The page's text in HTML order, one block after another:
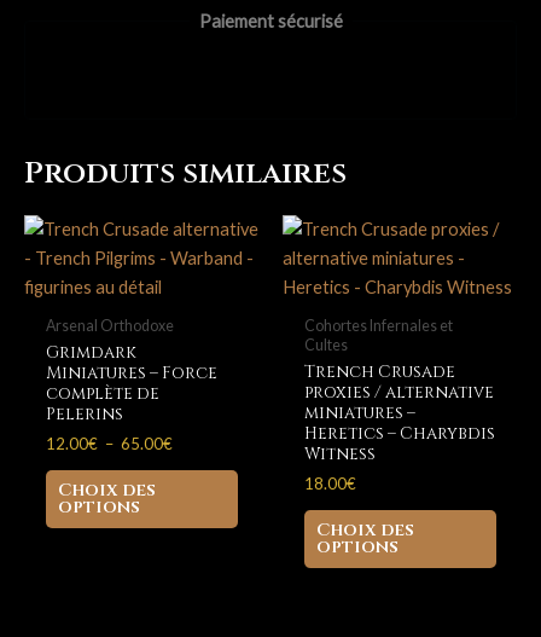
the
Repentance
Paiement sécurisé
Produits similaires
Arsenal Orthodoxe
Grimdark
Miniatures – Force
complète de
Pelerins
12.00€ – 65.00€Plage
à
Choix des
options
Ce
a
plusieurs
Cohortes Infernales et
Cultes
Trench Crusade
proxies / alternative
miniatures –
Heretics – Charybdis
Witness
18.00€
Choix des
options
Ce
a